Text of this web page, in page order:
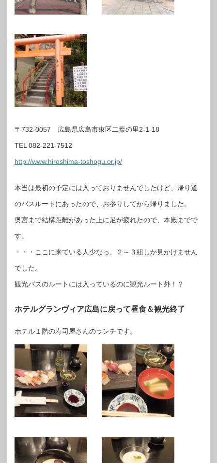
〒732-0057 広島県広島市東区二葉の里2-1-18
TEL 082-221-7512
http://www.hiroshima-toshogu.or.jp/
本当は最初の予定には入っておりませんでしたけど、帰り道
のバスルートにあったので、お参りしてから帰りました。
奥宮まで結構距離があった上に足が疲れたので、本殿までで
す。
・・・ここに来ている人少なっ、２～３組しか見かけません
でした。
観光バスのルートには入っているのに観光ルート外！？
ホテルグランヴィア広島に戻って昼食＆観光終了
ホテル１階の寿司屋さんのランチです。